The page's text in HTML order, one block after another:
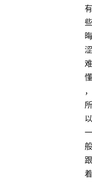
有
些
晦
涩
难
懂
，
所
以
一
般
跟
着